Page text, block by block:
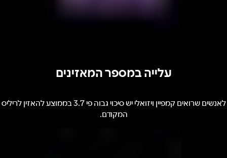
עלייה במספר המאזינים
לאנשים שרואים קמפיין ויזואלי יש סיכוי גבוה פי 3.7 בממוצע להאזין לריליס
המקודם.